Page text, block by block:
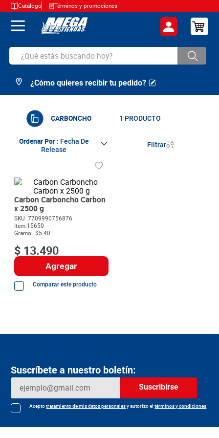
Catálogo Términos y promociones
¿Qué estás buscando hoy?
TÉRMINOS MÁS BUSCADOS
2.
arroz
cafe
.
azucar
7.
huevos
8.
detergente
9
queso
10. papa
¿Cómo quieres recibir tu pedido?
CARBONCHO 1 PRODUCTO
Ordenar Por
Fecha De
Release
Filtrar
Carbon Carboncho Carbon
x 2500 g
SKU :7709990756876
Item:15650
Gramo: $5.40
$ 13.490
Agregar
Comparar este producto
Suscríbete a nuestro boletín:
Suscribirse
Aceptotratamiento de mis datos personalesy autorizo eltérminos y condiciones